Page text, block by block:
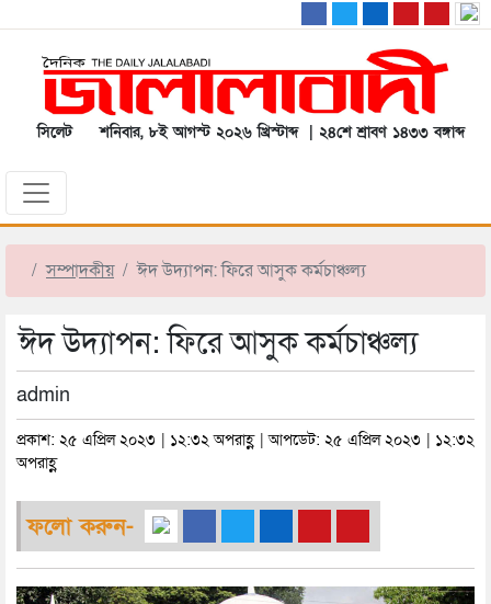
সিলেট শনিবার, ৮ই আগস্ট ২০২৬ খ্রিস্টাব্দ | ২৪শে শ্রাবণ ১৪৩৩ বঙ্গাব্দ
সম্পাদকীয় ঈদ উদ্যাপন: ফিরে আসুক কর্মচাঞ্চল্য
ঈদ উদ্যাপন: ফিরে আসুক কর্মচাঞ্চল্য
admin
প্রকাশ: ২৫ এপ্রিল ২০২৩ | ১২:৩২ অপরাহ্ণ | আপডেট: ২৫ এপ্রিল ২০২৩ | ১২:৩২
অপরাহ্ণ
ফলো করুন-